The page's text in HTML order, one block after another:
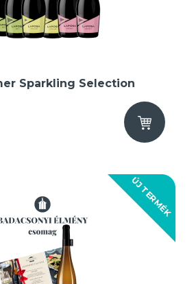
Sparkling Selection
ÚJ TERMÉK